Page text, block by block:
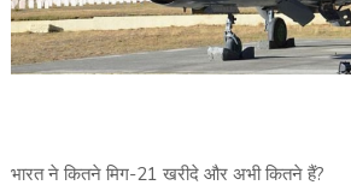
भारत ने कितने मिग-21 खरीदे और अभी कितने हैं?